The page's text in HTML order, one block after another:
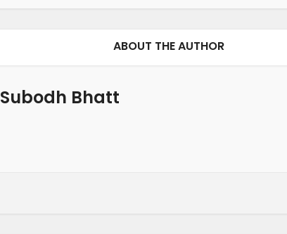
ABOUT THE AUTHOR
Subodh Bhatt